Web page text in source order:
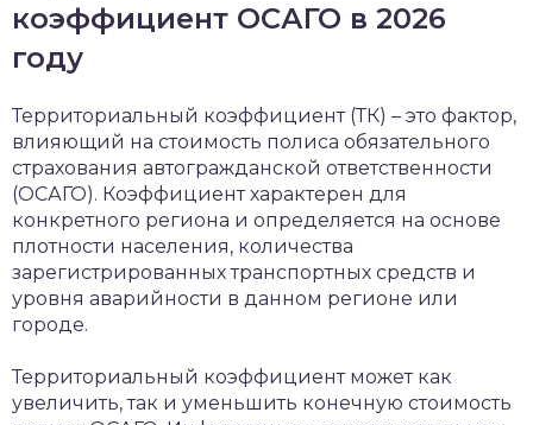
коэффициент ОСАГО в 2026
году
Территориальный коэффициент (ТК) – это фактор,
влияющий на стоимость полиса обязательного
страхования автогражданской ответственности
(ОСАГО). Коэффициент характерен для
конкретного региона и определяется на основе
плотности населения, количества
зарегистрированных транспортных средств и
уровня аварийности в данном регионе или
городе.
Территориальный коэффициент может как
увеличить, так и уменьшить конечную стоимость